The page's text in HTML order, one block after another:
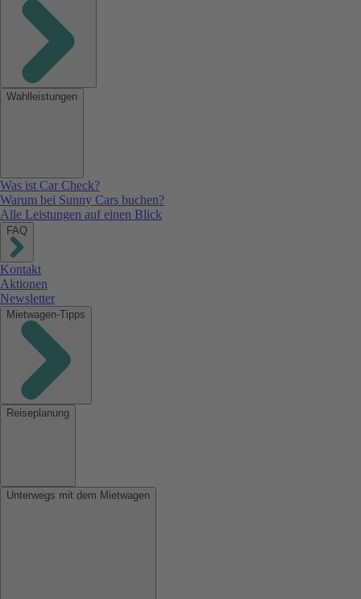
Wahlleistungen
Was ist Car Check?
Warum bei Sunny Cars buchen?
Alle Leistungen auf einen Blick
FAQ
Kontakt
Aktionen
Newsletter
Mietwagen-Tipps
Reiseplanung
Unterwegs mit dem Mietwagen